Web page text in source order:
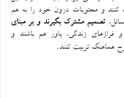
و محتویاتدرون خود را به هم
تصمیم مشترک بگیرند و بر مبنای
زندگی، یاور هم باشند و
هماهنگ تربیت کنند.